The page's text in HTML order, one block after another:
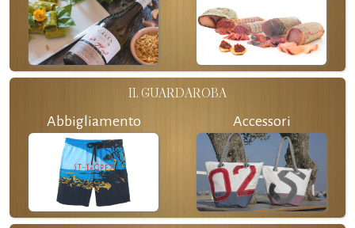
IL GUARDAROBA
Abbigliamento Accessori